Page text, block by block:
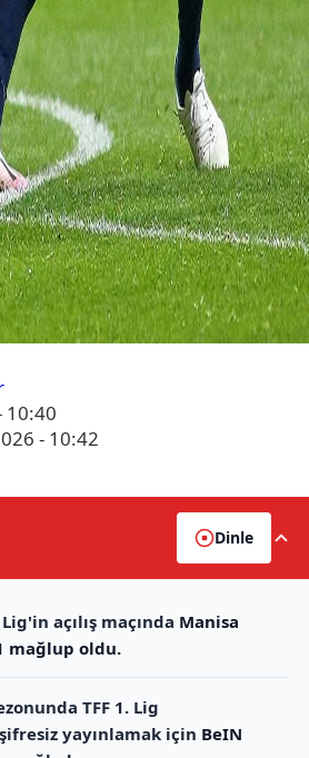
10:40
- 10:42
Dinle
açılış maçında Manisa
mağlup oldu.
TFF 1. Lig
yayınlamak için BeIN